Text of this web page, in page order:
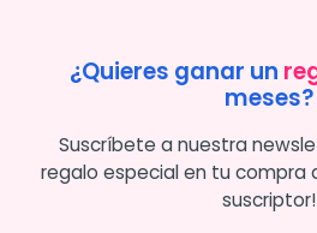
¿Quieres ganar un
meses?
Suscríbete a nuestra
regalo especial en tu compra
suscriptor!